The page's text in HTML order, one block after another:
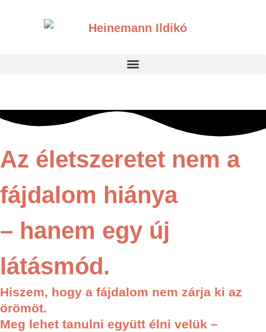
Az életszeretet nem a
fájdalom hiánya
– hanem egy új
látásmód.
Hiszem, hogy a fájdalom nem zárja ki az
örömöt.
Meg lehet tanulni együtt élni velük –